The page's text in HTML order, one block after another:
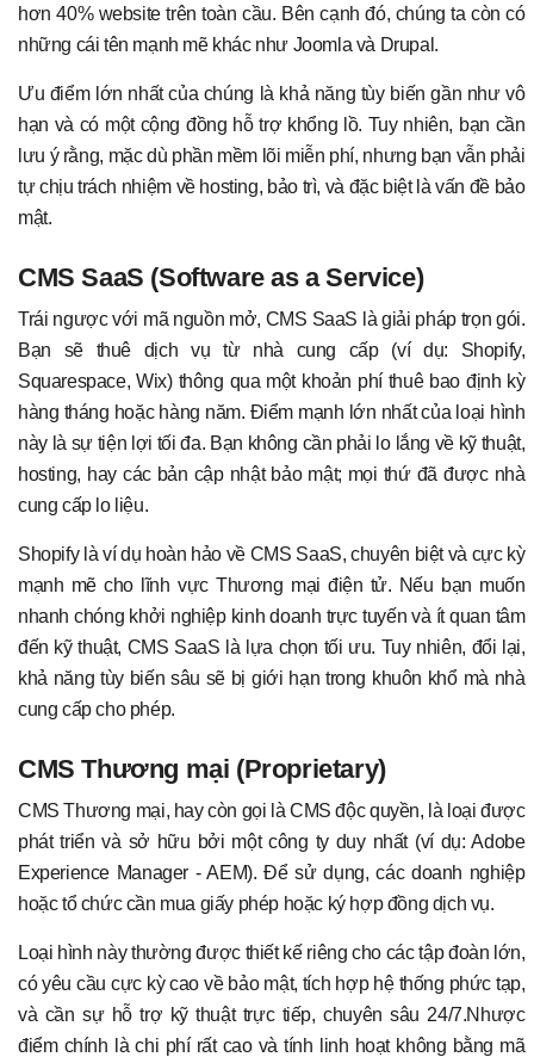
hơn 40% website trên toàn cầu. Bên cạnh đó, chúng ta còn có
những cái tên mạnh mẽ khác như Joomla và Drupal.
Ưu điểm lớn nhất của chúng là khả năng tùy biến gần như vô
hạn và có một cộng đồng hỗ trợ khổng lồ. Tuy nhiên, bạn cần
lưu ý rằng, mặc dù phần mềm lõi miễn phí, nhưng bạn vẫn phải
tự chịu trách nhiệm về hosting, bảo trì, và đặc biệt là vấn đề bảo
mật.
CMS SaaS (Software as a Service)
Trái ngược với mã nguồn mở, CMS SaaS là giải pháp trọn gói.
Bạn sẽ thuê dịch vụ từ nhà cung cấp (ví dụ: Shopify,
Squarespace, Wix) thông qua một khoản phí thuê bao định kỳ
hàng tháng hoặc hàng năm. Điểm mạnh lớn nhất của loại hình
này là sự tiện lợi tối đa. Bạn không cần phải lo lắng về kỹ thuật,
hosting, hay các bản cập nhật bảo mật; mọi thứ đã được nhà
cung cấp lo liệu.
Shopify là ví dụ hoàn hảo về CMS SaaS, chuyên biệt và cực kỳ
mạnh mẽ cho lĩnh vực Thương mại điện tử. Nếu bạn muốn
nhanh chóng khởi nghiệp kinh doanh trực tuyến và ít quan tâm
đến kỹ thuật, CMS SaaS là lựa chọn tối ưu. Tuy nhiên, đổi lại,
khả năng tùy biến sâu sẽ bị giới hạn trong khuôn khổ mà nhà
cung cấp cho phép.
CMS Thương mại (Proprietary)
CMS Thương mại, hay còn gọi là CMS độc quyền, là loại được
phát triển và sở hữu bởi một công ty duy nhất (ví dụ: Adobe
Experience Manager - AEM). Để sử dụng, các doanh nghiệp
hoặc tổ chức cần mua giấy phép hoặc ký hợp đồng dịch vụ.
Loại hình này thường được thiết kế riêng cho các tập đoàn lớn,
có yêu cầu cực kỳ cao về bảo mật, tích hợp hệ thống phức tạp,
và cần sự hỗ trợ kỹ thuật trực tiếp, chuyên sâu 24/7.Nhược
điểm chính là chi phí rất cao và tính linh hoạt không bằng mã